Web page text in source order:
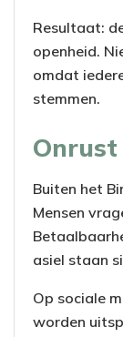
Resultaat:
openheid.
omdat
stemmen.
Buiten het
Mensen
asiel staan
Op sociale
worden